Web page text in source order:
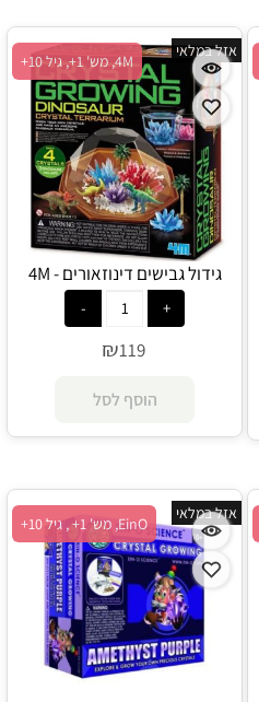
4M, מש' 1+, גיל 10+
אזל במלאי
גידול גבישים דינוזאורים - 4M
₪119
הוסף לסל
EinO, מש' 1+ , גיל 10+
אזל במלאי